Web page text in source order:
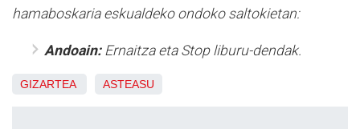
hamaboskaria eskualdeko ondoko saltokietan:
Andoain: Ernaitza eta Stop liburu-dendak.
GIZARTEA ASTEASU